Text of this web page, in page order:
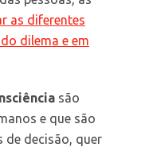
as diferentes
dilema e em
são
e que são
de decisão, quer